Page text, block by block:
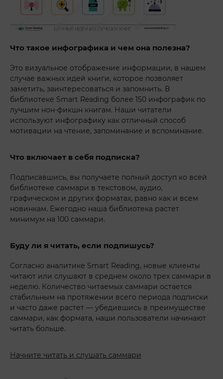
Что такое инфографика и чем она полезна?
Это визуальное отображение информации, в нашем
случае важных идей книги, которое позволяет
заметить, заинтересоваться и запомнить. В
библиотеке Smart Reading более 150 инфографик по
лучшим нон-фикшн книгам. Наши читатели
используют инфографику как отличный способ
мотивации на чтение, запоминание и вспоминание.
Что включает в себя подписка?
Подписавшись, вы получаете полный доступ ко всей
библиотеке саммари в текстовом, аудио,
графическом и других форматах, равно как и всем
новинкам. Ежегодно наша библиотека растет
минимум на 100 саммари.
Буду ли я читать, если подпишусь?
Согласно аналитике Smart Reading, новые клиенты
читают или слушают в среднем около трех саммари в
неделю. Количество читаемых саммари остается
стабильным на протяжении всего периода подписки
и часто даже растет — убедившись в преимуществе
саммари, как формата, наши пользователи начинают
читать больше.
Начните читать и слушать саммари